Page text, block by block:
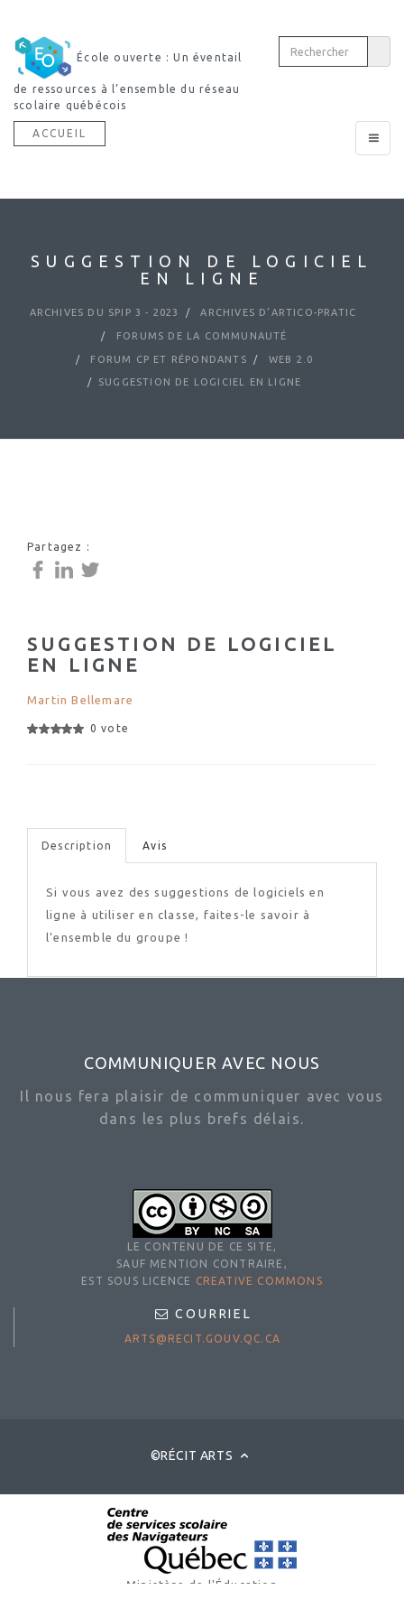
École ouverte : Un éventail
de ressources à l’ensemble du réseau
scolaire québécois
Toggle
ACCUEIL
SUGGESTION DE LOGICIEL
EN LIGNE
ARCHIVES DU SPIP 3 - 2023 ARCHIVES D’ARTICO-PRATIC
FORUMS DE LA COMMUNAUTÉ
FORUM CP ET RÉPONDANTS WEB 2.0
SUGGESTION DE LOGICIEL EN LIGNE
Partagez :
SUGGESTION DE LOGICIEL
EN LIGNE
Martin Bellemare
0 vote
Description Avis
Si vous avez des suggestions de logiciels en
ligne à utiliser en classe, faites-le savoir à
l'ensemble du groupe !
COMMUNIQUER AVEC NOUS
Il nous fera plaisir de communiquer avec vous
dans les plus brefs délais.
LE CONTENU DE CE SITE,
SAUF MENTION CONTRAIRE,
EST SOUS LICENCE
CREATIVE COMMONS
COURRIEL
ARTS@RECIT.GOUV.QC.CA
©RÉCIT ARTS
Ministère de l'Éducation